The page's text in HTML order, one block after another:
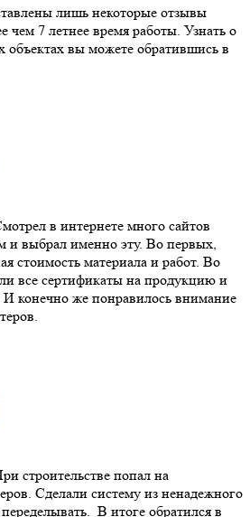
лишь некоторые отзывы
чем 7 летнее время работы. Узнать о
объектах вы можете обратившись в
в интернете много сайтов
выбрал именно эту. Во первых,
стоимость материала и работ. Во
все сертификаты на продукцию и
конечно же понравилось внимание
строительстве попал на
Сделали систему из ненадежного
В итоге обратился в